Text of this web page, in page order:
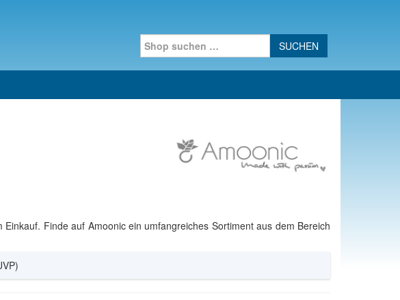
Search for:
Einkauf. Finde auf Amoonic ein umfangreiches Sortiment aus dem Bereich